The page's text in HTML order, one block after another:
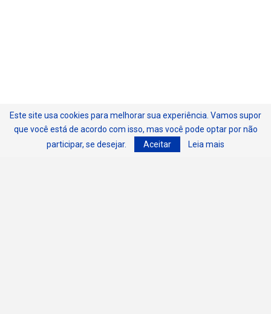
Este site usa cookies para melhorar sua experiência. Vamos supor
que você está de acordo com isso, mas você pode optar por não
participar, se desejar.
Aceitar Leia mais